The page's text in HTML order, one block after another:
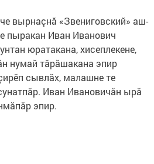
вырнаçнă «Звениговский» аш-
пыракан Иван Иванович
юратакана, хисеплекене,
нумай тăрăшакана эпир
сывлăх, малашне те
Иван Ивановичăн ырă
эпир.